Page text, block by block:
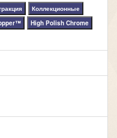
Коллекционные
High Polish Chrome